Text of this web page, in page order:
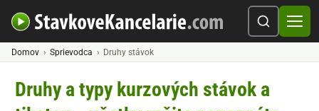
Domov Sprievodca Druhy stávok
Druhy a typy kurzových stávok a